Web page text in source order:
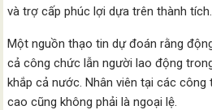
và trợ cấp phúc lợi dựa trên thành tích.
Một nguồn thạo tin dự đoán rằng
cả công chức lẫn người lao động
khắp cả nước. Nhân viên tại các
cao cũng không phải là ngoại lệ.